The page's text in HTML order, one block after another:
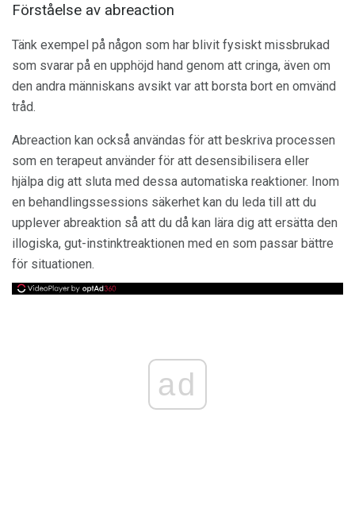
Förståelse av abreaction
Tänk exempel på någon som har blivit fysiskt missbrukad
som svarar på en upphöjd hand genom att cringa, även om
den andra människans avsikt var att borsta bort en omvänd
tråd.
Abreaction kan också användas för att beskriva processen
som en terapeut använder för att desensibilisera eller
hjälpa dig att sluta med dessa automatiska reaktioner. Inom
en behandlingssessions säkerhet kan du leda till att du
upplever abreaktion så att du då kan lära dig att ersätta den
illogiska, gut-instinktreaktionen med en som passar bättre
för situationen.
ad